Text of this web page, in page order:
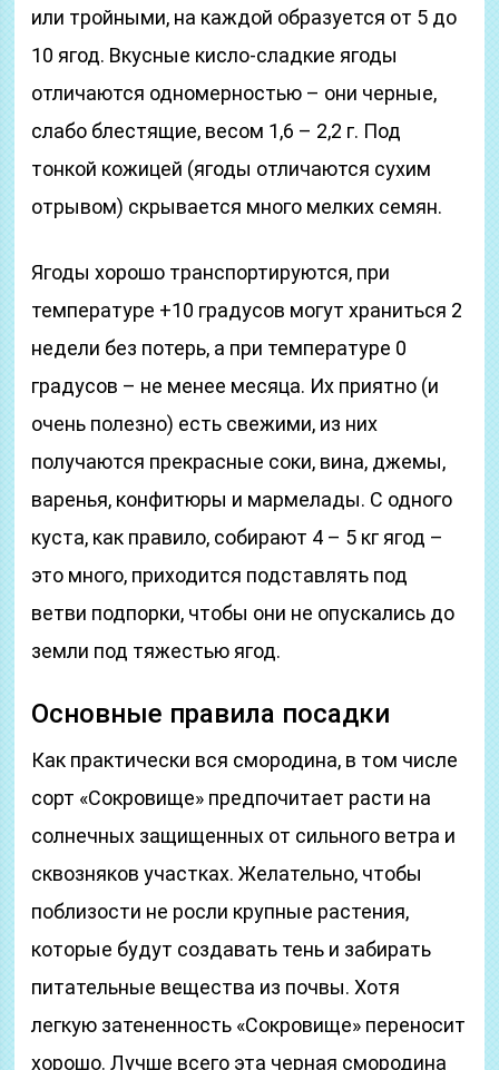
или тройными, на каждой образуется от 5 до
10 ягод. Вкусные кисло-сладкие ягоды
отличаются одномерностью – они черные,
слабо блестящие, весом 1,6 – 2,2 г. Под
тонкой кожицей (ягоды отличаются сухим
отрывом) скрывается много мелких семян.
Ягоды хорошо транспортируются, при
температуре +10 градусов могут храниться 2
недели без потерь, а при температуре 0
градусов – не менее месяца. Их приятно (и
очень полезно) есть свежими, из них
получаются прекрасные соки, вина, джемы,
варенья, конфитюры и мармелады. С одного
куста, как правило, собирают 4 – 5 кг ягод –
это много, приходится подставлять под
ветви подпорки, чтобы они не опускались до
земли под тяжестью ягод.
Основные правила посадки
Как практически вся смородина, в том числе
сорт «Сокровище» предпочитает расти на
солнечных защищенных от сильного ветра и
сквозняков участках. Желательно, чтобы
поблизости не росли крупные растения,
которые будут создавать тень и забирать
питательные вещества из почвы. Хотя
легкую затененность «Сокровище» переносит
хорошо. Лучше всего эта черная смородина